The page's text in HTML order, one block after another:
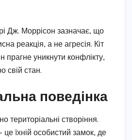
Дж. Моррісон зазначає, що
реакція, а не агресія. Кіт
прагне уникнути конфлікту,
свій стан.
поведінка
територіальні створіння.
їхній особистий замок, де